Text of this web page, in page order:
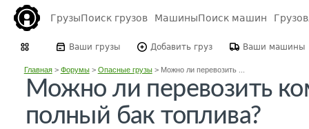
ГрузыПоиск грузов МашиныПоиск машин
Ваши грузы Добавить груз Ваши машины
Главная> Форумы> Опасные грузы> Можно ли перевозить ...
Можно ли перевозить
полный бак топлива?